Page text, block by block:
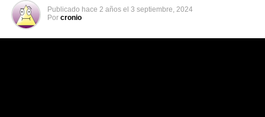
Publicado hace 2 años el 3 septiembre, 2024
Por cronio